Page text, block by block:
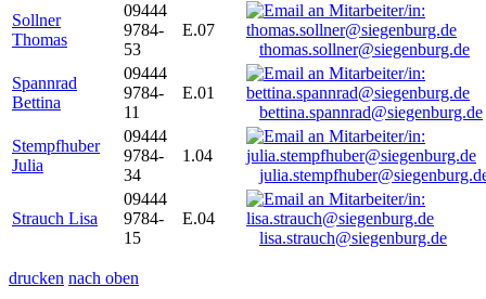
Sollner
Thomas
09444
9784-
53
E.07
thomas.sollner@siegenburg.de
Spannrad
Bettina
09444
9784-
11
E.01
bettina.spannrad@siegenburg.de
Stempfhuber
Julia
09444
9784-
34
1.04
Strauch Lisa
09444
9784-
15
E.04
lisa.strauch@siegenburg.de
drucken nach oben